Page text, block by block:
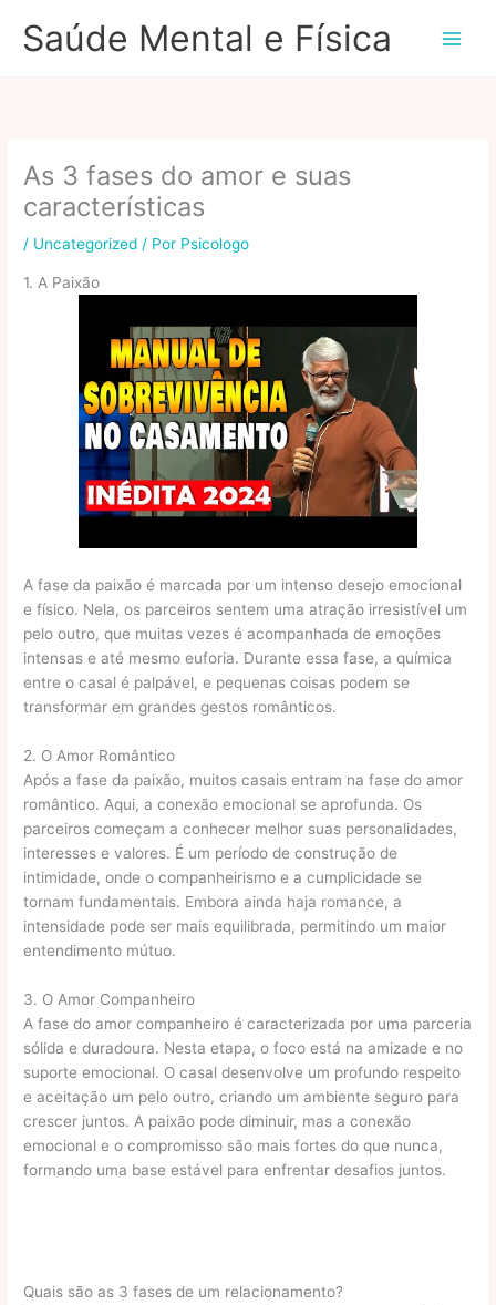
paraSaúde Mental e Física
As 3 fases do amor e suas
características
/ Uncategorized / Por Psicologo
1. A Paixão
A fase da paixão é marcada por um intenso desejo emocional
e físico. Nela, os parceiros sentem uma atração irresistível um
pelo outro, que muitas vezes é acompanhada de emoções
intensas e até mesmo euforia. Durante essa fase, a química
entre o casal é palpável, e pequenas coisas podem se
transformar em grandes gestos românticos.
2. O Amor Romântico
Após a fase da paixão, muitos casais entram na fase do amor
romântico. Aqui, a conexão emocional se aprofunda. Os
parceiros começam a conhecer melhor suas personalidades,
interesses e valores. É um período de construção de
intimidade, onde o companheirismo e a cumplicidade se
tornam fundamentais. Embora ainda haja romance, a
intensidade pode ser mais equilibrada, permitindo um maior
entendimento mútuo.
3. O Amor Companheiro
A fase do amor companheiro é caracterizada por uma parceria
sólida e duradoura. Nesta etapa, o foco está na amizade e no
suporte emocional. O casal desenvolve um profundo respeito
e aceitação um pelo outro, criando um ambiente seguro para
crescer juntos. A paixão pode diminuir, mas a conexão
emocional e o compromisso são mais fortes do que nunca,
formando uma base estável para enfrentar desafios juntos.
Quais são as 3 fases de um relacionamento?